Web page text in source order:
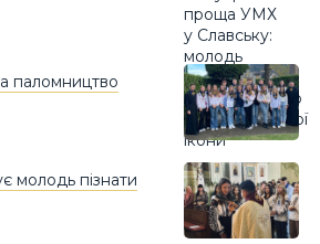
паломництво
молодь пізнати